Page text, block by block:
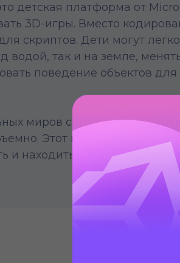
детская платформа от
3D-игры. Вместо
скриптов. Дети могут
водой, так и на земле,
поведение объектов
миров способствует
Этот процесс учит
и находить решения проблем.